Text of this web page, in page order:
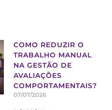
COMO REDUZIR O
TRABALHO MANUAL
NA GESTÃO DE
AVALIAÇÕES
COMPORTAMENTAIS?
07/07/2026